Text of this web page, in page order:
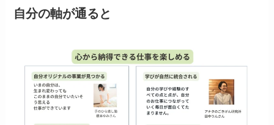
自分の軸が通ると